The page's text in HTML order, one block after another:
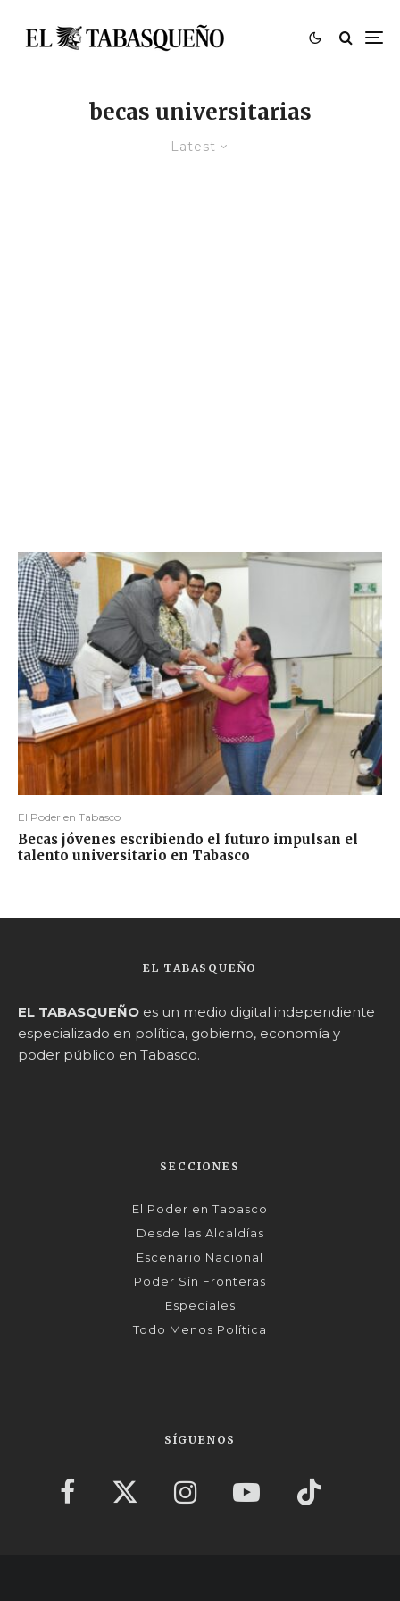
becas universitarias
Latest
El Poder en Tabasco
Becas jóvenes escribiendo el futuro impulsan el
talento universitario en Tabasco
EL TABASQUEÑO
EL TABASQUEÑO es un medio digital independiente
especializado en política, gobierno, economía y
poder público en Tabasco.
SECCIONES
El Poder en Tabasco
Desde las Alcaldías
Escenario Nacional
Poder Sin Fronteras
Especiales
Todo Menos Política
SÍGUENOS